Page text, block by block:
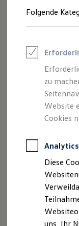
Junge
Leasing
Kfz-
Ganz
Polo.
Folgende
zu
Website
Cookies
Diese
uns, Ihr